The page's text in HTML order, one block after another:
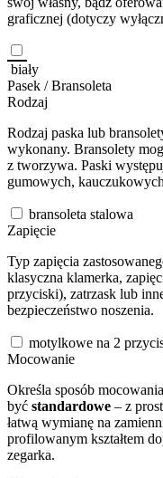
graficznej (dotyczy
biały
Pasek / Bransoleta
Rodzaj
Rodzaj paska lub
wykonany. Bransolety
z tworzywa. Paski
gumowych,
bransoleta stalowa
Zapięcie
Typ zapięcia
klasyczna klamerka,
przyciski), zatrzask lub
bezpieczeństwo noszenia.
motylkowe na 2
Mocowanie
Określa sposób
być standardowe – z
łatwą wymianę na
profilowanym kształtem
zegarka.